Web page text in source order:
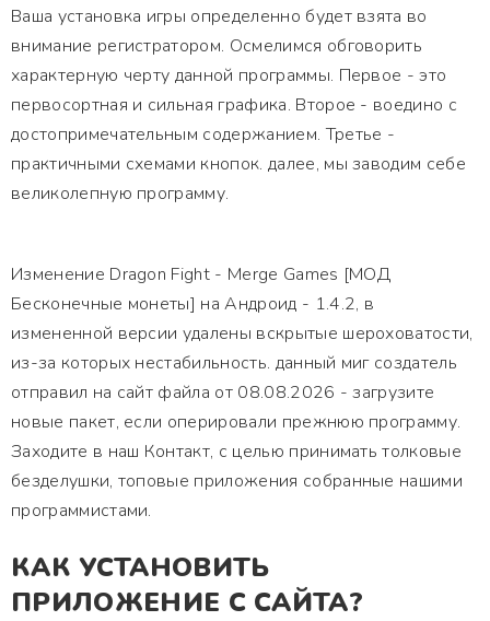
Ваша установка игры определенно будет взята во
внимание регистратором. Осмелимся обговорить
характерную черту данной программы. Первое - это
первосортная и сильная графика. Второе - воедино с
достопримечательным содержанием. Третье -
практичными схемами кнопок. далее, мы заводим себе
великолепную программу.
Изменение Dragon Fight - Merge Games [МОД
Бесконечные монеты] на Андроид - 1.4.2, в
измененной версии удалены вскрытые шероховатости,
из-за которых нестабильность. данный миг создатель
отправил на сайт файла от 08.08.2026 - загрузите
новые пакет, если оперировали прежнюю программу.
Заходите в наш Контакт, с целью принимать толковые
безделушки, топовые приложения собранные нашими
программистами.
КАК УСТАНОВИТЬ
ПРИЛОЖЕНИЕ С САЙТА?